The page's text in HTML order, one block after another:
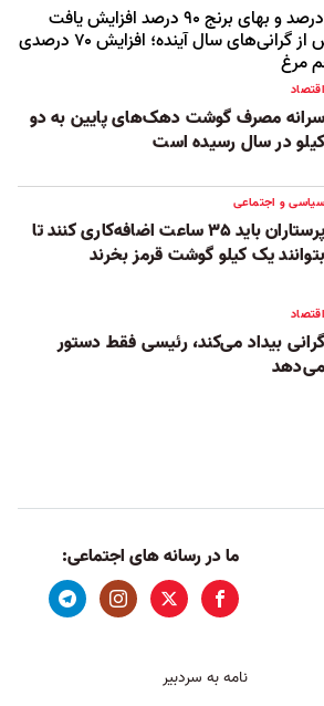
پیش‌بینی مجلس از گرانی‌های سال آینده؛ افزایش ۷۰ درصدی
مرغ
اقتصاد
سرانه مصرف گوشت دهک‌های پایین به دو
کیلو در سال رسیده است
سیاسی و اجتماعی
پرستاران باید ۳۵ ساعت اضافه‌کاری کنند تا
بتوانند یک کیلو گوشت قرمز بخرند
اقتصاد
گرانی بیداد می‌کند، رئیسی فقط دستور
می‌دهد
ما در رسانه های اجتماعی:
نامه به سردبیر